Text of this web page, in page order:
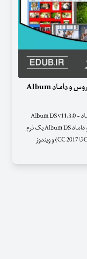
نرم افزار طراحی و ساخت آلبوم عکس عروس و داماد Album
نرم افزار طراحی و ساخت آلبوم عکس عروس و داماد - Album DS v11.3.0
x64 نرم افزار طراحی و ساخت آلبوم عکس عروس و داماد Album DS یک نرم
افزار طراحی آلبوم می باشد که با برنامه فتوشاپ (CS تا CC 2017) و ویندوز